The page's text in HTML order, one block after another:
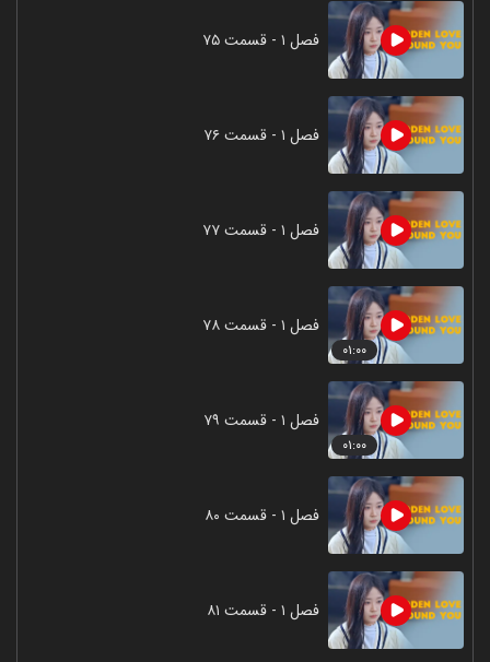
فصل ۱ - قسمت ۷۵
فصل ۱ - قسمت ۷۶
فصل ۱ - قسمت ۷۷
۰۱:۰۰
فصل ۱ - قسمت ۷۸
۰۱:۰۰
فصل ۱ - قسمت ۷۹
فصل ۱ - قسمت ۸۰
فصل ۱ - قسمت ۸۱